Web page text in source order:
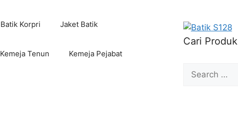
Batik Korpri Jaket Batik
Kemeja Tenun Kemeja Pejabat
Cari Produk
Search
for: